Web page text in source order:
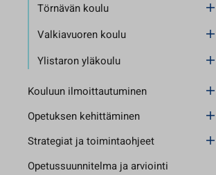
Törnävän koulu
Valkiavuoren koulu
Ylistaron yläkoulu
Kouluun ilmoittautuminen
Opetuksen kehittäminen
Strategiat ja toimintaohjeet
Opetussuunnitelma ja arviointi